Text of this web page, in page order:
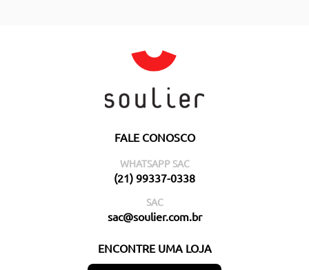
FALE CONOSCO
WHATSAPP SAC
(21) 99337-0338
SAC
sac@soulier.com.br
ENCONTRE UMA LOJA